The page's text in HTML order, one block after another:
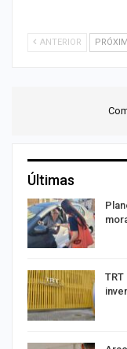
ANTERIOR
Últimas